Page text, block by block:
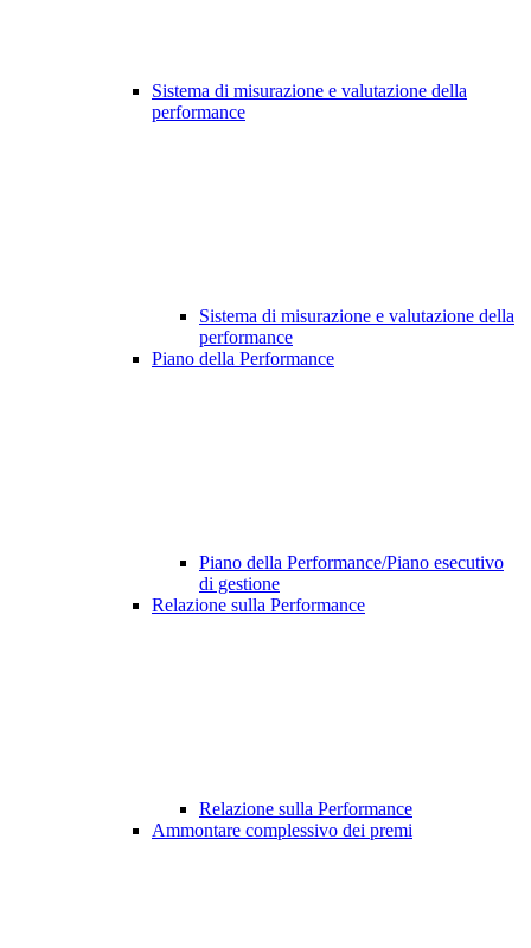
Sistema di misurazione e valutazione della
performance
Sistema di misurazione e valutazione della
performance
Piano della Performance
Piano della Performance/Piano esecutivo
di gestione
Relazione sulla Performance
Relazione sulla Performance
Ammontare complessivo dei premi